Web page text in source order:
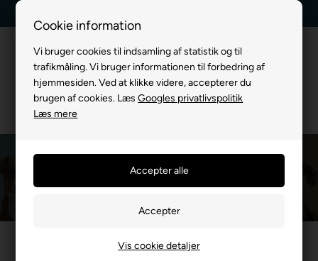
Cookie information
Vi bruger cookies til indsamling af statistik og til
trafikmåling. Vi bruger informationen til forbedring af
hjemmesiden. Ved at klikke videre, accepterer du
brugen af cookies. LæsGoogles privatlivspolitik
Læs mere
Vis cookie detaljer
Buster
Du er her:MÆRKEVARE/Buster